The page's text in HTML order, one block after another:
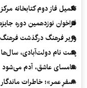
تکمیل فاز دوم کتابخانه
فراخوان نوزدهمین دوره
وزیر فرهنگ درگذشت
پشت نام دولت‌آبادی،
سامسای عاشق، آدم می‌شود
«سفرِ عمر»؛ خاطرات